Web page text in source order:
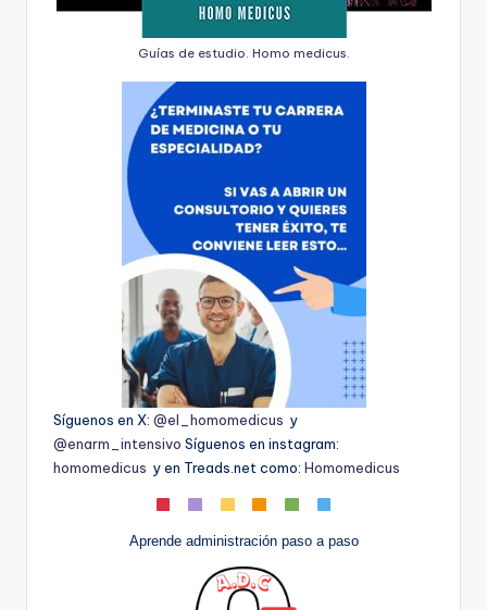
Guías de estudio. Homo medicus.
Síguenos en X: @el_homomedicus y
@enarm_intensivo Síguenos en instagram:
homomedicus y en Treads.net como: Homomedicus
Aprende administración paso a paso